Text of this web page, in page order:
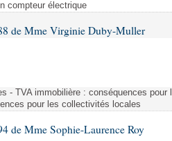
compteur électrique
de Mme Virginie Duby-Muller
- TVA immobilière : conséquences
pour les collectivités locales
de Mme Sophie-Laurence Roy